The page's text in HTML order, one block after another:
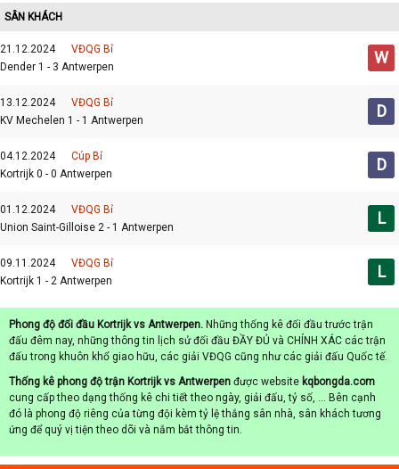
SÂN KHÁCH
21.12.2024
VĐQG Bỉ
Dender 1 - 3 Antwerpen
W
13.12.2024
VĐQG Bỉ
KV Mechelen 1 - 1 Antwerpen
D
04.12.2024
Cúp Bỉ
Kortrijk 0 - 0 Antwerpen
D
01.12.2024
VĐQG Bỉ
Union Saint-Gilloise 2 - 1 Antwerpen
L
09.11.2024
VĐQG Bỉ
Kortrijk 1 - 2 Antwerpen
L
Phong độ đối đầu Kortrijk vs Antwerpen. Những thống kê đối đầu trước trận
đấu đêm nay, những thông tin lịch sử đối đầu ĐẦY ĐỦ và CHÍNH XÁC các trận
đấu trong khuôn khổ giao hữu, các giải VĐQG cũng như các giải đấu Quốc tế.
Thống kê phong độ trận Kortrijk vs Antwerpen được website kqbongda.com
cung cấp theo dạng thống kê chi tiết theo ngày, giải đấu, tỷ số, … Bên cạnh
đó là phong độ riêng của từng đội kèm tỷ lệ thắng sân nhà, sân khách tương
ứng để quý vị tiện theo dõi và nắm bắt thông tin.